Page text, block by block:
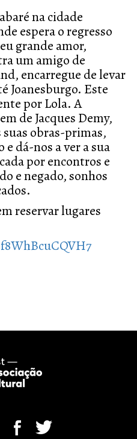
na cidade
espera o regresso
grande amor,
um amigo de
encarregue de levar
Joanesburgo. Este
por Lola. A
de Jacques Demy,
obras-primas,
dá-nos a ver a sua
por encontros e
e negado, sonhos
reservar lugares